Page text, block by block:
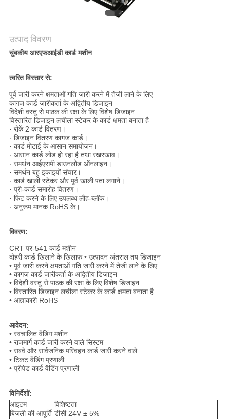
PRIVACY
POLICY
उत्पाद विवरण
चुंबकीय आरएफआईडी कार्ड मशीन
त्वरित विस्तार से:
पूर्व जारी करने क्षमताओं गति जारी करने में तेजी लाने के लिए
कागज कार्ड जारीकर्ता के अद्वितीय डिजाइन
विदेशी वस्तु से पाठक की रक्षा के लिए विशेष डिजाइन
विस्तारित डिजाइन लचीला स्टेकर के कार्ड क्षमता बनाता है
· रोकें 2 कार्ड वितरण।
· डिजाइन वितरण कागज कार्ड।
· कार्ड मोटाई के आसान समायोजन।
· आसान कार्ड लोड हो रहा है तथा रखरखाव।
· समर्थन आईएसपी डाउनलोड ऑनलाइन।
· समर्थन बहु इकाइयों संचार।
· कार्ड खाली स्टेकर और पूर्व खाली पता लगाने।
· प्री-कार्ड समारोह वितरण।
· फिट करने के लिए उपलब्ध लौह-ब्लॉक।
· अनुरूप मानक RoHS के।
विवरण:
CRT पर-541 कार्ड मशीन
दोहरी कार्ड खिलाने के खिलाफ • उत्पादन अंतराल तय डिजाइन
• पूर्व जारी करने क्षमताओं गति जारी करने में तेजी लाने के लिए
• कागज कार्ड जारीकर्ता के अद्वितीय डिजाइन
• विदेशी वस्तु से पाठक की रक्षा के लिए विशेष डिजाइन
• विस्तारित डिजाइन लचीला स्टेकर के कार्ड क्षमता बनाता है
• आज्ञाकारी RoHS
आवेदन:
• स्वचालित वेंडिंग मशीन
• राजमार्ग कार्ड जारी करने वाले सिस्टम
• सबवे और सार्वजनिक परिवहन कार्ड जारी करने वाले
• टिकट वेंडिंग प्रणाली
• प्रीपेड कार्ड वेंडिंग प्रणाली
विनिर्देशों:
आइटम
विशिष्टता
बिजली की आपूर्ति डीसी 24V ± 5%